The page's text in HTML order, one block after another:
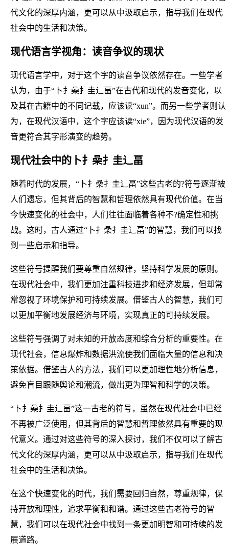
代文化的深厚内涵，更可以从中汲取启示，指导我们在现代
社会中的生活和决策。
现代语言学视角：读音争议的现状
现代语言学中，对于这个字的读音争议依然存在。一些学者
认为，由于“卜扌喿扌圭辶畐”在古代和现代的发音变化，以
及其在古籍中的不同记载，应该读“xun”。而另一些学者则认
为，在现代汉语中，这个字应该读“xie”，因为现代汉语的发
音更符合其字形演变的趋势。
现代社会中的卜扌喿扌圭辶畐
随着时代的发展，“卜扌喿扌圭辶畐”这些古老的?符号逐渐被
人们遗忘，但其背后的智慧和哲理依然具有现代价值。在当
今快速变化的社会中，人们往往面临着各种不?确定性和挑
战。这时，古人通过“卜扌喿扌圭辶畐”的智慧，我们可以找
到一些启示和指导。
这些符号提醒我们要尊重自然规律，坚持科学发展的原则。
在现代社会中，我们更加注重科技进步和经济发展，但却常
常忽视了环境保护和可持续发展。借鉴古人的智慧，我们可
以更加平衡地发展经济与环境，实现真正的可持续发展。
这些符号强调了对未知的开放态度和综合分析的重要性。在
现代社会，信息爆炸和数据洪流使我们面临大量的信息和决
策依据。借鉴古人的方法，我们可以更加理性地分析信息，
避免盲目跟随舆论和潮流，做出更为理智和科学的决策。
“卜扌喿扌圭辶畐”这一古老的符号，虽然在现代社会中已经
不再被广泛使用，但其背后的智慧和哲理依然具有重要的现
代意义。通过对这些符号的深入探讨，我们不仅可以了解古
代文化的深厚内涵，更可以从中汲取启示，指导我们在现代
社会中的生活和决策。
在这个快速变化的时代，我们需要回归自然，尊重规律，保
持开放和理性，追求平衡和和谐。通过这些古老符号的智
慧，我们可以在现代社会中找到一条更加明智和可持续的发
展道路。